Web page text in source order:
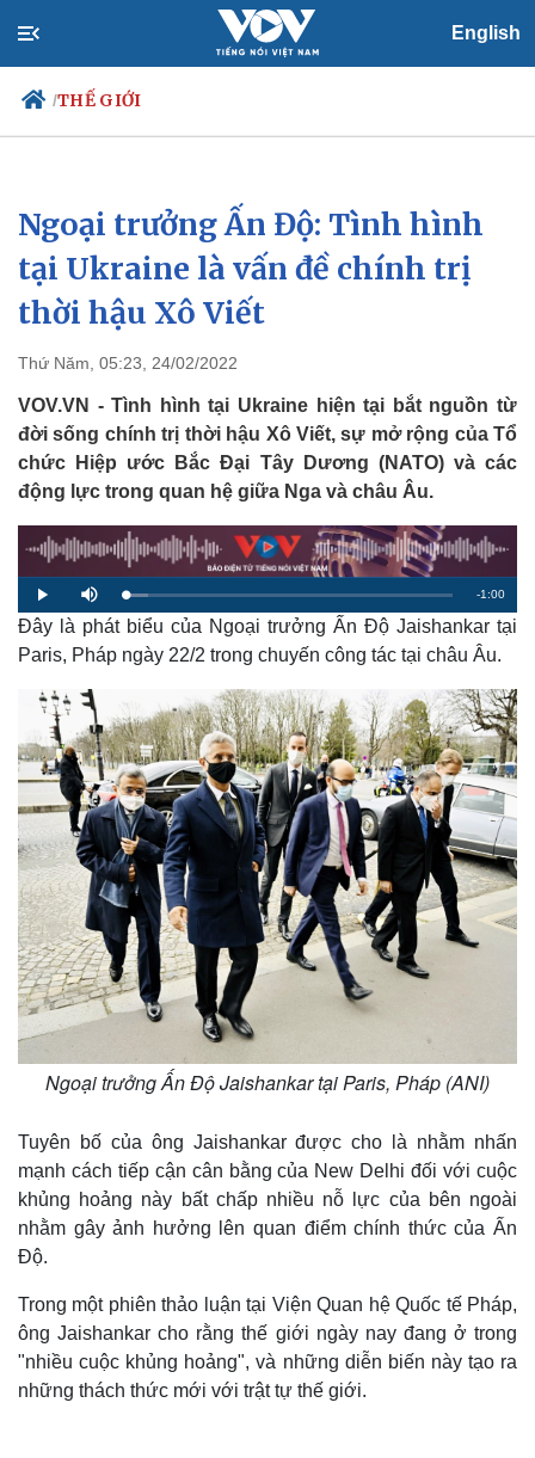
English
/THẾ GIỚI
Chính trị
Đảng
Tổ chức nhân sự
Quốc hội
Nhận diện sự thật
Xã hội
Tin 24h
Dự báo thời tiết
Ngoại trưởng Ấn Độ: Tình hình
tại Ukraine là vấn đề chính trị
thời hậu Xô Viết
Thứ Năm, 05:23, 24/02/2022
VOV.VN - Tình hình tại Ukraine hiện tại bắt nguồn từ
đời sống chính trị thời hậu Xô Viết, sự mở rộng của Tổ
chức Hiệp ước Bắc Đại Tây Dương (NATO) và các
động lực trong quan hệ giữa Nga và châu Âu.
P
l
a
y
M
u
t
e
L
o
a
d
d
0
%
R
e
a
i
n
i
n
g
T
i
-1:00
Đây là phát biểu của Ngoại trưởng Ấn Độ Jaishankar tại
Paris, Pháp ngày 22/2 trong chuyến công tác tại châu Âu.
Ngoại trưởng Ấn Độ Jaishankar tại Paris, Pháp (ANI)
Tuyên bố của ông Jaishankar được cho là nhằm nhấn
mạnh cách tiếp cận cân bằng của New Delhi đối với cuộc
khủng hoảng này bất chấp nhiều nỗ lực của bên ngoài
nhằm gây ảnh hưởng lên quan điểm chính thức của Ấn
Độ.
Trong một phiên thảo luận tại Viện Quan hệ Quốc tế Pháp,
ông Jaishankar cho rằng thế giới ngày nay đang ở trong
"nhiều cuộc khủng hoảng", và những diễn biến này tạo ra
những thách thức mới với trật tự thế giới.